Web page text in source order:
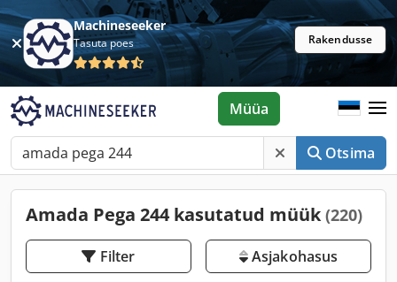
Machineseeker
Tasuta poes Rakendusse
Otsima
Müüa
Amada Pega 244 kasutatud müük (220)
Filter Asjakohasus